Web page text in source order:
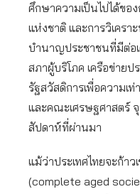
ศึกษาความเป็นไปได้ข
แห่งชาติ และการวิเครา
บำนาญประชาชนที่มีต่อ
สภาผู้บริโภค เครือข่ายป
รัฐสวัสดิการเพื่อความเท่
และคณะเศรษฐศาสตร์
สัปดาห์ที่ผ่านมา
แม้ว่าประเทศไทยจะก้า
(complete aged